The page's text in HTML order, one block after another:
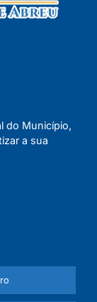
do Município,
a sua